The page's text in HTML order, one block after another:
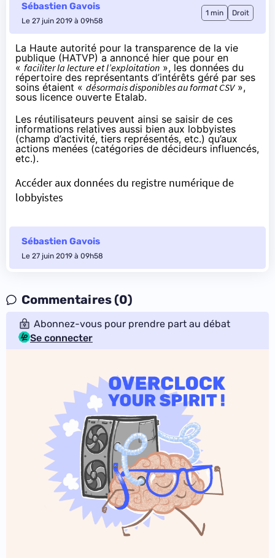
Sébastien Gavois
Le 27 juin 2019 à 09h58
1 min Droit
La Haute autorité pour la transparence de la vie
publique (HATVP) a annoncé hier que pour en
« faciliter la lecture et l’exploitation », les données du
répertoire des représentants d’intérêts géré par ses
soins étaient « désormais disponibles au format CSV»,
sous licence ouverte Etalab.
Les réutilisateurs peuvent ainsi se saisir de ces
informations relatives aussi bien aux lobbyistes
(champ d’activité, tiers représentés, etc.) qu’aux
actions menées (catégories de décideurs influencés,
etc.).
Accéder aux données du registre numérique de
lobbyistes
Sébastien Gavois
Le 27 juin 2019 à 09h58
Commentaires (0)
Abonnez-vous pour prendre part au débat
Se connecter